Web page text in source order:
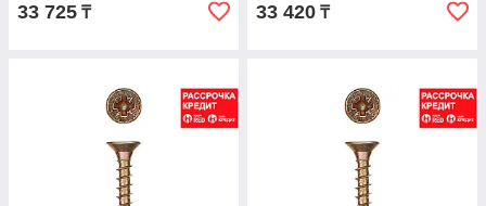
33 725 ₸ 33 420 ₸